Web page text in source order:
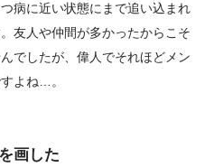
病に近い状態にまで追い込まれ
友人や仲間が多かったからこそ
でしたが、偉人でそれほどメン
よね…。
画した